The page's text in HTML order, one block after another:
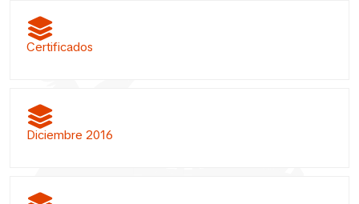
Certificados
Diciembre 2016